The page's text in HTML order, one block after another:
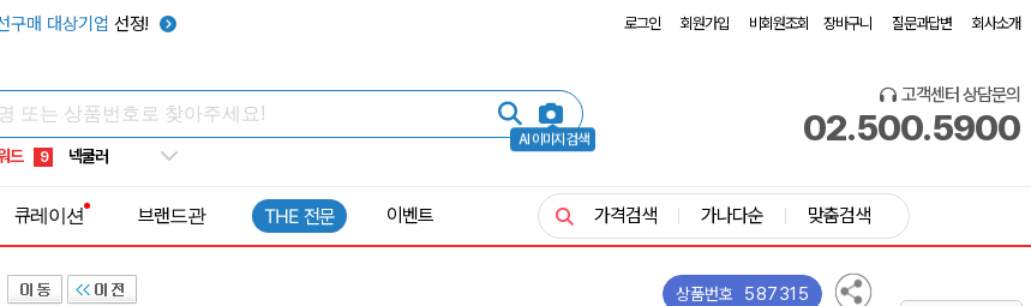
구매 대상기업 선정! 로그인 회원가입 비회원조회 장바구니 질문과답변 회사소개
AI 이미지 검색
드
6 우산
9 넥쿨러
10 타포린가방
고객센터 상담문의
02.500.5900
큐레이션 브랜드관 THE 전문 이벤트 가격검색 가나다순 맞춤검색
상품번호 587315